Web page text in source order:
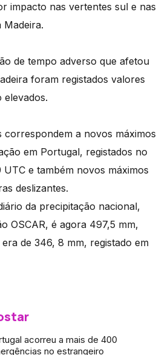
impacto nas vertentes sul e nas
Madeira.
de tempo adverso que afetou
foram registados valores
elevados.
correspondem a novos máximos
em Portugal, registados no
e também novos máximos
deslizantes.
da precipitação nacional,
OSCAR, é agora 497,5 mm,
de 346, 8 mm, registado em
acorreu a mais de 400
no estrangeiro